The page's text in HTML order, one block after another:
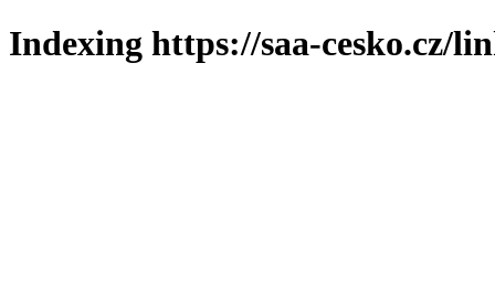
Indexing https://saa-cesko.cz/